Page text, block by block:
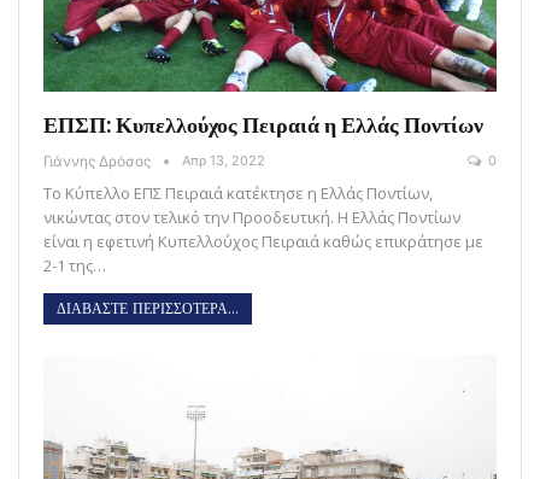
ΕΠΣΠ: Κυπελλούχος Πειραιά η Ελλάς Ποντίων
Γιάννης Δρόσος Απρ 13, 2022 0
Το Κύπελλο ΕΠΣ Πειραιά κατέκτησε η Ελλάς Ποντίων,
νικώντας στον τελικό την Προοδευτική. Η Ελλάς Ποντίων
είναι η εφετινή Κυπελλούχος Πειραιά καθώς επικράτησε με
2-1 της…
ΔΙΑΒΑΣΤΕ ΠΕΡΙΣΣΟΤΕΡΑ...